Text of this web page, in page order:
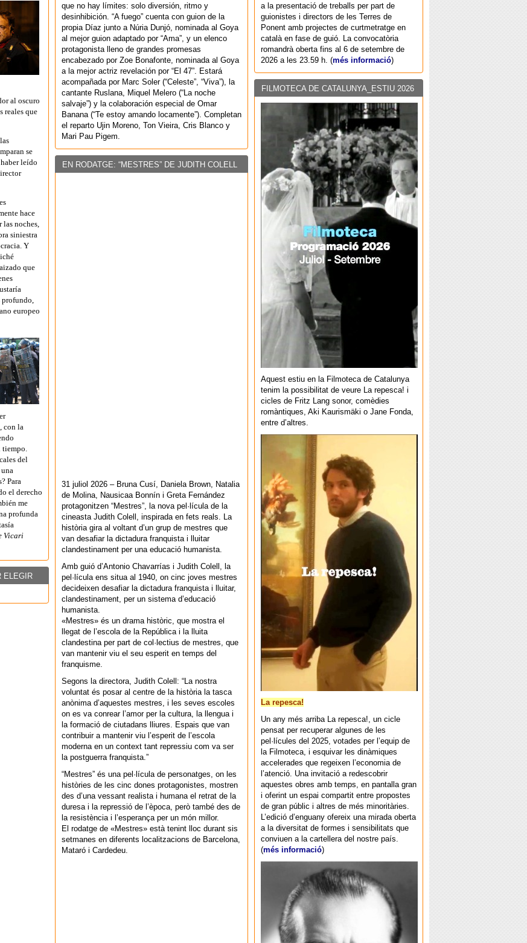
al oscuro
reales que
se
leído
hace
las noches,
siniestra
Y
que
profundo,
europeo
con la
tiempo.
del
Para
el derecho
me
profunda
Vicari
ELEGIR
a la presentació de treballs per part de
guionistes i directors de les Terres de
Ponent amb projectes de curtmetratge en
català en fase de guió. La convocatòria
romandrà oberta fins al 6 de setembre de
2026 a les 23.59 h. (més informació)
FILMOTECA DE CATALUNYA_ESTIU 2026
Aquest estiu en la Filmoteca de Catalunya
tenim la possibilitat de veure La repesca! i
cicles de Fritz Lang sonor, comèdies
romàntiques, Aki Kaurismäki o Jane Fonda,
entre d’altres.
La repesca!
Un any més arriba La repesca!, un cicle
pensat per recuperar algunes de les
pel·lícules del 2025, votades per l’equip de
la Filmoteca, i esquivar les dinàmiques
accelerades que regeixen l’economia de
l’atenció. Una invitació a redescobrir
aquestes obres amb temps, en pantalla gran
i oferint un espai compartit entre propostes
de gran públic i altres de més minoritàries.
L’edició d’enguany ofereix una mirada oberta
a la diversitat de formes i sensibilitats que
conviuen a la cartellera del nostre país.
(més informació)
que no hay límites: solo diversión, ritmo y
desinhibición. “A fuego” cuenta con guion de la
propia Díaz junto a Núria Dunjó, nominada al Goya
al mejor guion adaptado por “Ama”, y un elenco
protagonista lleno de grandes promesas
encabezado por Zoe Bonafonte, nominada al Goya
a la mejor actriz revelación por “El 47”. Estará
acompañada por Marc Soler (“Celeste”, “Viva”), la
cantante Ruslana, Miquel Melero (“La noche
salvaje”) y la colaboración especial de Omar
Banana (“Te estoy amando locamente”). Completan
el reparto Ujin Moreno, Ton Vieira, Cris Blanco y
Mari Pau Pigem.
EN RODATGE: “MESTRES” DE JUDITH COLELL
31 juliol 2026 – Bruna Cusí, Daniela Brown, Natalia
de Molina, Nausicaa Bonnín i Greta Fernández
protagonitzen “Mestres”, la nova pel·lícula de la
cineasta Judith Colell, inspirada en fets reals. La
història gira al voltant d’un grup de mestres que
van desafiar la dictadura franquista i lluitar
clandestinament per una educació humanista.
Amb guió d’Antonio Chavarrías i Judith Colell, la
pel·lícula ens situa al 1940, on cinc joves mestres
decideixen desafiar la dictadura franquista i lluitar,
clandestinament, per un sistema d’educació
humanista.
«Mestres» és un drama històric, que mostra el
llegat de l’escola de la República i la lluita
clandestina per part de col·lectius de mestres, que
van mantenir viu el seu esperit en temps del
franquisme.
Segons la directora, Judith Colell: “La nostra
voluntat és posar al centre de la història la tasca
anònima d’aquestes mestres, i les seves escoles
on es va conrear l’amor per la cultura, la llengua i
la formació de ciutadans lliures. Espais que van
contribuir a mantenir viu l’esperit de l’escola
moderna en un context tant repressiu com va ser
la postguerra franquista.”
“Mestres” és una pel·lícula de personatges, on les
històries de les cinc dones protagonistes, mostren
des d’una vessant realista i humana el retrat de la
duresa i la repressió de l’època, però també des de
la resistència i l’esperança per un món millor.
El rodatge de «Mestres» està tenint lloc durant sis
setmanes en diferents localitzacions de Barcelona,
Mataró i Cardedeu.